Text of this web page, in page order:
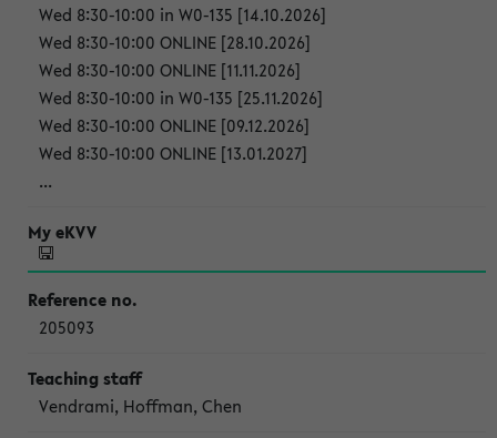
Wed 8:30-10:00 in W0-135 [14.10.2026]
Wed 8:30-10:00 ONLINE [28.10.2026]
Wed 8:30-10:00 ONLINE [11.11.2026]
Wed 8:30-10:00 in W0-135 [25.11.2026]
Wed 8:30-10:00 ONLINE [09.12.2026]
Wed 8:30-10:00 ONLINE [13.01.2027]
...
205093
Vendrami, Hoffman, Chen